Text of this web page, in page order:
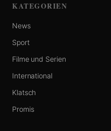
KATEGORIEN
News
Sport
Filme und Serien
International
Klatsch
Promis